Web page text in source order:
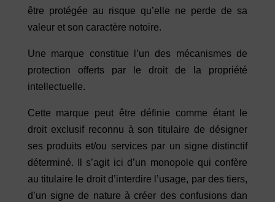
être protégée au risque qu’elle ne perde de sa
valeur et son caractère notoire.
Une marque constitue l’un des mécanismes de
protection offerts par le droit de la propriété
intellectuelle.
Cette marque peut être définie comme étant le
droit exclusif reconnu à son titulaire de désigner
ses produits et/ou services par un signe distinctif
déterminé. Il s’agit ici d’un monopole qui confère
au titulaire le droit d’interdire l’usage, par des tiers,
d’un signe de nature à créer des confusions dan